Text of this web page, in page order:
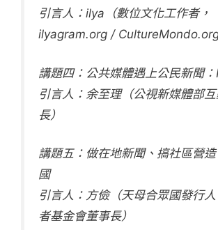
引言人：ilya（數位文化工作者，
ilyagram.org / CultureMondo.org
講題四：公共媒體遇上公民新聞
引言人：余至理（公視新媒體部
長）
講題五：做在地新聞、搞社區營
國
引言人：方儉（天母合眾國發行
者基金會董事長）